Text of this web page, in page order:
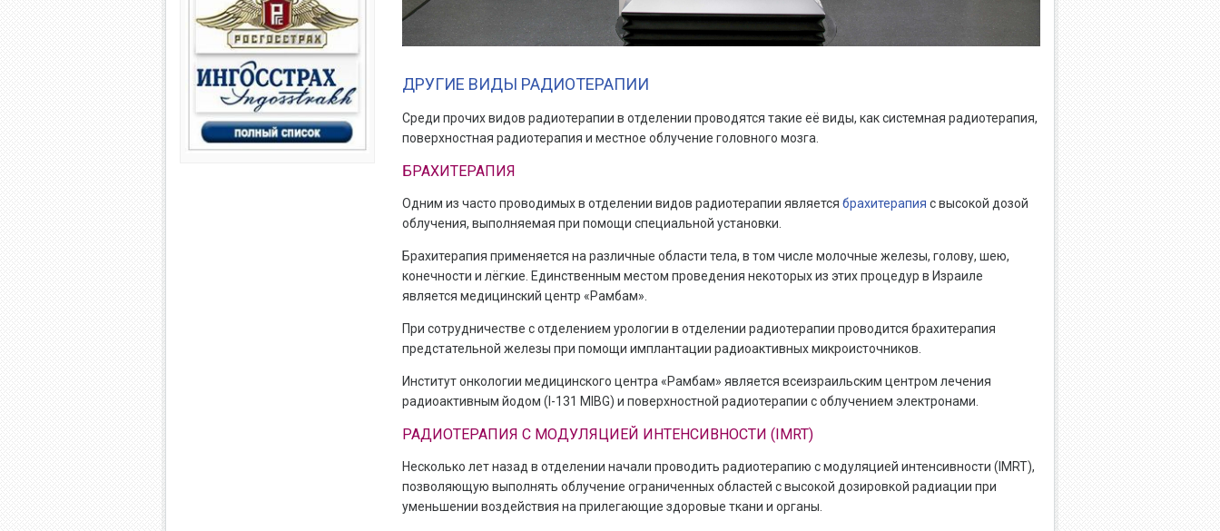
ДРУГИЕ ВИДЫ РАДИОТЕРАПИИ
Среди прочих видов радиотерапии в отделении проводятся такие её виды, как системная радиотерапия,
поверхностная радиотерапия и местное облучение головного мозга.
БРАХИТЕРАПИЯ
Одним из часто проводимых в отделении видов радиотерапии является брахитерапия с высокой дозой
облучения, выполняемая при помощи специальной установки.
Брахитерапия применяется на различные области тела, в том числе молочные железы, голову, шею,
конечности и лёгкие. Единственным местом проведения некоторых из этих процедур в Израиле
является медицинский центр «Рамбам».
При сотрудничестве с отделением урологии в отделении радиотерапии проводится брахитерапия
предстательной железы при помощи имплантации радиоактивных микроисточников.
Институт онкологии медицинского центра «Рамбам» является всеизраильским центром лечения
радиоактивным йодом (I-131 MIBG) и поверхностной радиотерапии с облучением электронами.
РАДИОТЕРАПИЯ С МОДУЛЯЦИЕЙ ИНТЕНСИВНОСТИ (IMRT)
Несколько лет назад в отделении начали проводить радиотерапию с модуляцией интенсивности (IMRT),
позволяющую выполнять облучение ограниченных областей с высокой дозировкой радиации при
уменьшении воздействия на прилегающие здоровые ткани и органы.